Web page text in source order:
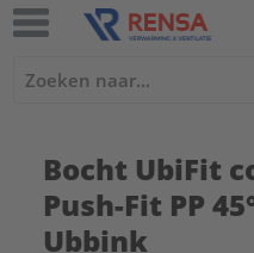
Bocht UbiFit
Push-Fit PP
Ubbink